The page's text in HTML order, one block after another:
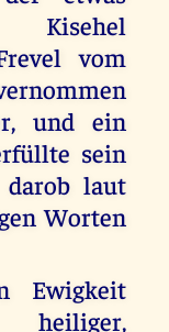
vom
und ein
sein
darob laut
Worten
Ewigkeit